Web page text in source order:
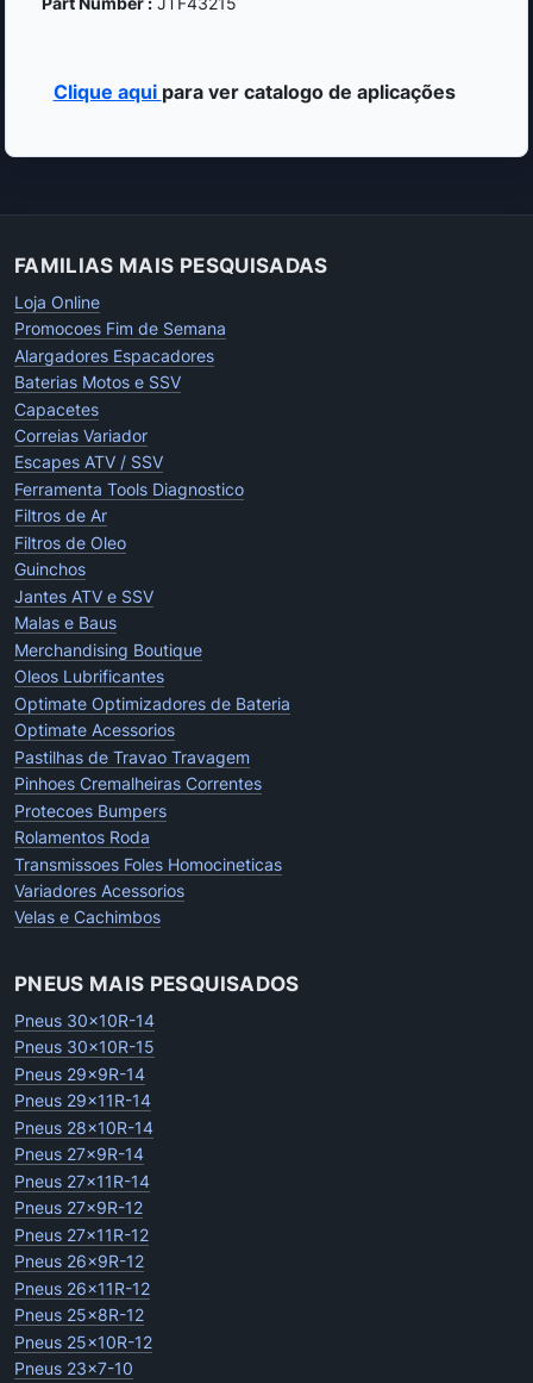
Clique aqui para ver catalogo de aplicações
FAMILIAS MAIS PESQUISADAS
Loja Online
Promocoes Fim de Semana
Alargadores Espacadores
Baterias Motos e SSV
Capacetes
Correias Variador
Escapes ATV / SSV
Ferramenta Tools Diagnostico
Filtros de Ar
Filtros de Oleo
Guinchos
Jantes ATV e SSV
Malas e Baus
Merchandising Boutique
Oleos Lubrificantes
Optimate Optimizadores de Bateria
Optimate Acessorios
Pastilhas de Travao Travagem
Pinhoes Cremalheiras Correntes
Protecoes Bumpers
Rolamentos Roda
Transmissoes Foles Homocineticas
Variadores Acessorios
Velas e Cachimbos
PNEUS MAIS PESQUISADOS
Pneus 30x10R-14
Pneus 30x10R-15
Pneus 29x9R-14
Pneus 29x11R-14
Pneus 28x10R-14
Pneus 27x9R-14
Pneus 27x11R-14
Pneus 27x9R-12
Pneus 27x11R-12
Pneus 26x9R-12
Pneus 26x11R-12
Pneus 25x8R-12
Pneus 25x10R-12
Pneus 23x7-10